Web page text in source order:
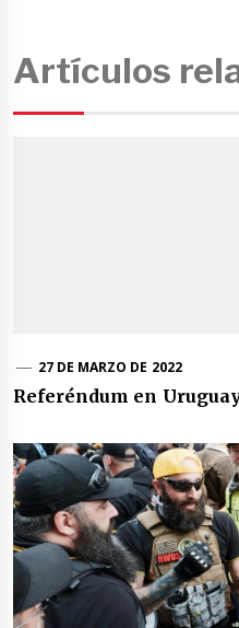
Artículos
27 DE MARZO DE 2022
Referéndum en